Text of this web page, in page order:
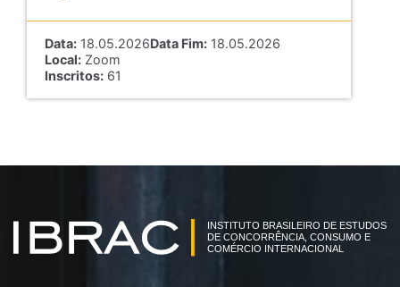
Data:18.05.2026Data Fim:18.05.2026
Local:Zoom
Inscritos:61